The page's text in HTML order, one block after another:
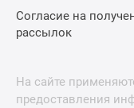
Согласие на
рассылок
На сайте
предоставления